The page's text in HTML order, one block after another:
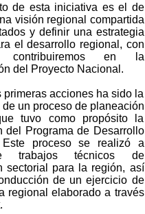
de esta iniciativa es el de
visión regional compartida
y definir una estrategia
el desarrollo regional, con
en la
del Proyecto Nacional.
primeras acciones ha sido la
de un proceso de planeación
tuvo como propósito la
del Programa de Desarrollo
Este proceso se realizó a
trabajos técnicos de
sectorial para la región, así
de un ejercicio de
regional elaborado a través